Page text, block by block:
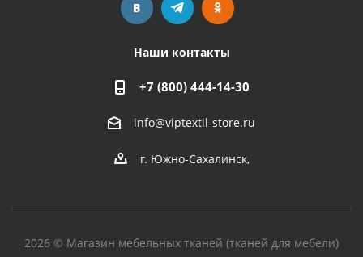
Наши контакты
+7 (800) 444-14-30
info@viptextil-store.ru
г. Южно-Сахалинск,
2026 © Магазин мебельных тканей (тканей для мебели)